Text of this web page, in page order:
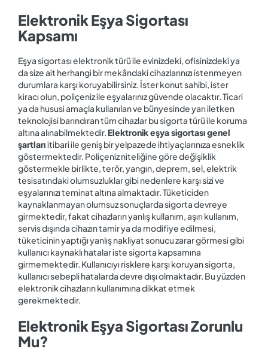
Elektronik Eşya Sigortası
Kapsamı
Eşya sigortası elektronik türü ile evinizdeki, ofisinizdeki ya
da size ait herhangi bir mekândaki cihazlarınızı istenmeyen
durumlara karşı koruyabilirsiniz. İster konut sahibi, ister
kiracı olun, poliçeniz ile eşyalarınız güvende olacaktır. Ticari
ya da hususi amaçla kullanılan ve bünyesinde yarı iletken
teknolojisi barındıran tüm cihazlar bu sigorta türü ile koruma
altına alınabilmektedir. Elektronik eşya sigortası genel
şartlarıitibari ile geniş bir yelpazede ihtiyaçlarınıza esneklik
göstermektedir. Poliçeniz niteliğine göre değişiklik
göstermekle birlikte, terör, yangın, deprem, sel, elektrik
tesisatındaki olumsuzluklar gibi nedenlere karşı sizi ve
eşyalarınızı teminat altına almaktadır. Tüketiciden
kaynaklanmayan olumsuz sonuçlarda sigorta devreye
girmektedir, fakat cihazların yanlış kullanım, aşırı kullanım,
servis dışında cihazın tamir ya da modifiye edilmesi,
tüketicinin yaptığı yanlış nakliyat sonucu zarar görmesi gibi
kullanıcı kaynaklı hatalar iste sigorta kapsamına
girmemektedir. Kullanıcıyı risklere karşı koruyan sigorta,
kullanıcı sebepli hatalarda devre dışı olmaktadır. Bu yüzden
elektronik cihazların kullanımına dikkat etmek
gerekmektedir.
Elektronik Eşya Sigortası Zorunlu
Mu?